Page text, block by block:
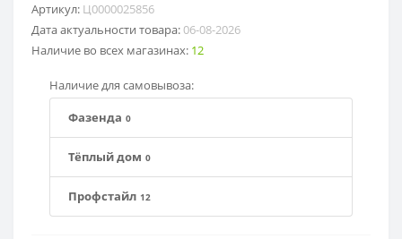
Артикул: Ц0000025856
Дата актуальности товара:06-08-2026
Наличие во всех магазинах: 12
Наличие для самовывоза:
Фазенда 0
Тёплый дом 0
Профстайл 12